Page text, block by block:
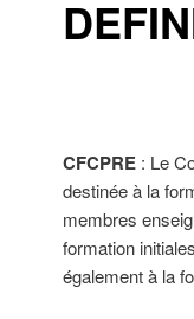
CFCPRE: Le
destinée à la
membres
formation
également à la